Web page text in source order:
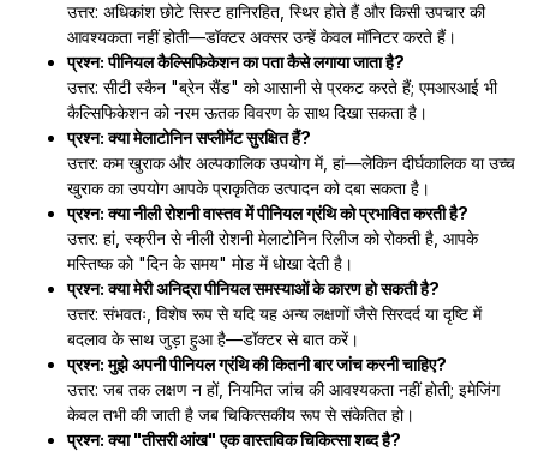
उत्तर: अधिकांश छोटे सिस्ट हानिरहित, स्थिर होते हैं और किसी उपचार की
आवश्यकता नहीं होती—डॉक्टर अक्सर उन्हें केवल मॉनिटर करते हैं।
प्रश्न: पीनियल कैल्सिफिकेशन का पता कैसे लगाया जाता है?
उत्तर: सीटी स्कैन "ब्रेन सैंड" को आसानी से प्रकट करते हैं; एमआरआई भी
कैल्सिफिकेशन को नरम ऊतक विवरण के साथ दिखा सकता है।
प्रश्न: क्या मेलाटोनिन सप्लीमेंट सुरक्षित हैं?
उत्तर: कम खुराक और अल्पकालिक उपयोग में, हां—लेकिन दीर्घकालिक या उच्च
खुराक का उपयोग आपके प्राकृतिक उत्पादन को दबा सकता है।
प्रश्न: क्या नीली रोशनी वास्तव में पीनियल ग्रंथि को प्रभावित करती है?
उत्तर: हां, स्क्रीन से नीली रोशनी मेलाटोनिन रिलीज को रोकती है, आपके
मस्तिष्क को "दिन के समय" मोड में धोखा देती है।
प्रश्न: क्या मेरी अनिद्रा पीनियल समस्याओं के कारण हो सकती है?
उत्तर: संभवतः, विशेष रूप से यदि यह अन्य लक्षणों जैसे सिरदर्द या दृष्टि में
बदलाव के साथ जुड़ा हुआ है—डॉक्टर से बात करें।
प्रश्न: मुझे अपनी पीनियल ग्रंथि की कितनी बार जांच करनी चाहिए?
उत्तर: जब तक लक्षण न हों, नियमित जांच की आवश्यकता नहीं होती; इमेजिंग
केवल तभी की जाती है जब चिकित्सकीय रूप से संकेतित हो।
प्रश्न: क्या "तीसरी आंख" एक वास्तविक चिकित्सा शब्द है?